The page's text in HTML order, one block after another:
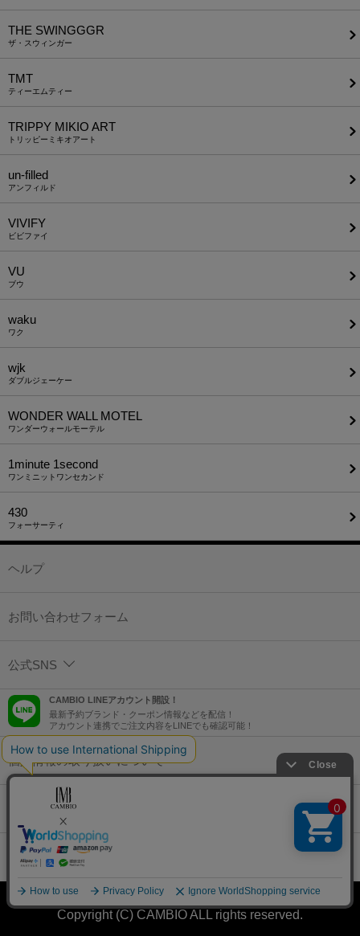
THE SWINGGGR
ザ・スウィンガー
TMT
ティーエムティー
TRIPPY MIKIO ART
トリッピーミキオアート
un-filled
アンフィルド
VIVIFY
ビビファイ
VU
ブウ
waku
ワク
wjk
ダブルジェーケー
WONDER WALL MOTEL
ワンダーウォールモーテル
1minute​ 1second
ワンミニットワンセカンド
430
フォーサーティ
ヘルプ
お問い合わせフォーム
公式SNS
CAMBIO LINEアカウント開設！
最新予約ブランド・クーポン情報などを配信！
アカウント連携でご注文内容をLINEでも確認可能！
個人情報の取り扱いについて
特定商取引法に基づく表示
コーポレートサイト
Copyright (C) CAMBIO ALL rights reserved.